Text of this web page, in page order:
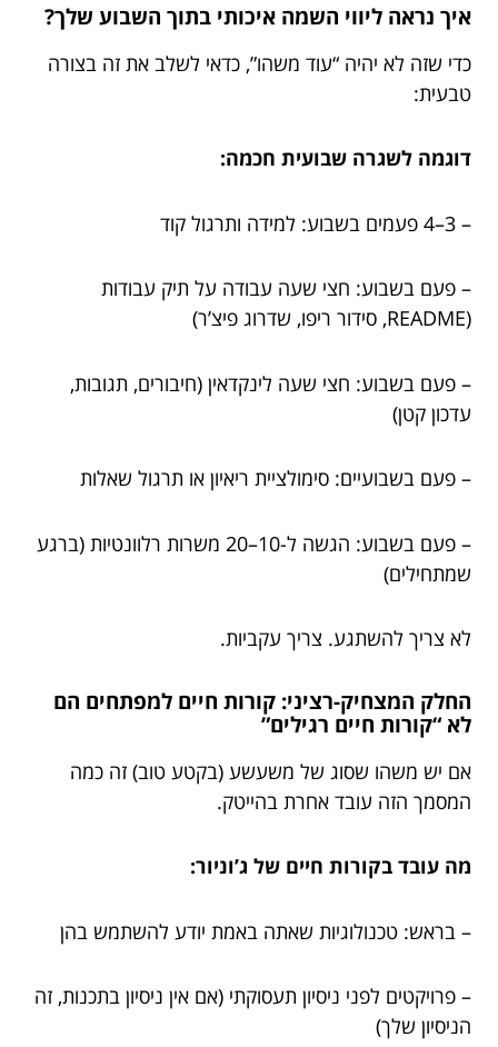
איך נראה ליווי השמה איכותי בתוך השבוע שלך?
כדי שזה לא יהיה “עוד משהו”, כדאי לשלב את זה בצורה
טבעית:
דוגמה לשגרה שבועית חכמה:
– 3–4 פעמים בשבוע: למידה ותרגול קוד
– פעם בשבוע: חצי שעה עבודה על תיק עבודות
(README, סידור ריפו, שדרוג פיצ’ר)
– פעם בשבוע: חצי שעה לינקדאין (חיבורים, תגובות,
עדכון קטן)
– פעם בשבועיים: סימולציית ריאיון או תרגול שאלות
– פעם בשבוע: הגשה ל-10–20 משרות רלוונטיות (ברגע
שמתחילים)
לא צריך להשתגע. צריך עקביות.
החלק המצחיק-רציני: קורות חיים למפתחים הם
לא “קורות חיים רגילים”
אם יש משהו שסוג של משעשע (בקטע טוב) זה כמה
המסמך הזה עובד אחרת בהייטק.
מה עובד בקורות חיים של ג’וניור:
– בראש: טכנולוגיות שאתה באמת יודע להשתמש בהן
– פרויקטים לפני ניסיון תעסוקתי (אם אין ניסיון בתכנות, זה
הניסיון שלך)